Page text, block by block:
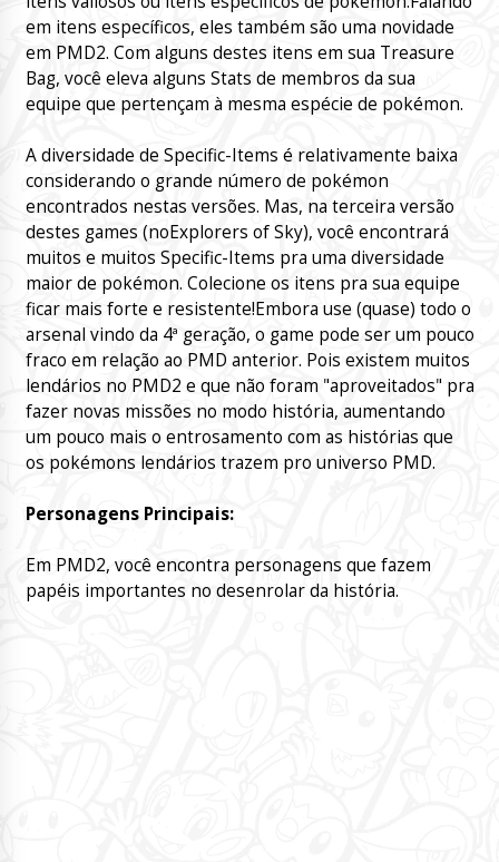
em itens específicos, eles também são uma novidade
em PMD2. Com alguns destes itens em sua Treasure
Bag, você eleva alguns Stats de membros da sua
equipe que pertençam à mesma espécie de pokémon.
A diversidade de Specific-Items é relativamente baixa
considerando o grande número de pokémon
encontrados nestas versões. Mas, na terceira versão
destes games (noExplorers of Sky), você encontrará
muitos e muitos Specific-Items pra uma diversidade
maior de pokémon. Colecione os itens pra sua equipe
ficar mais forte e resistente!Embora use (quase) todo o
arsenal vindo da 4ª geração, o game pode ser um pouco
fraco em relação ao PMD anterior. Pois existem muitos
lendários no PMD2 e que não foram "aproveitados" pra
fazer novas missões no modo história, aumentando
um pouco mais o entrosamento com as histórias que
os pokémons lendários trazem pro universo PMD.
Personagens Principais:
Em PMD2, você encontra personagens que fazem
papéis importantes no desenrolar da história.